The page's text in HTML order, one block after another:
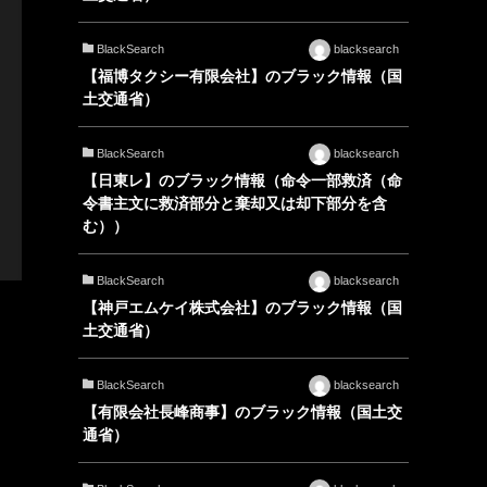
BlackSearch blacksearch
【福博タクシー有限会社】のブラック情報（国
土交通省）
BlackSearch blacksearch
【日東レ】のブラック情報（命令一部救済（命
令書主文に救済部分と棄却又は却下部分を含
む））
BlackSearch blacksearch
【神戸エムケイ株式会社】のブラック情報（国
土交通省）
BlackSearch blacksearch
【有限会社長峰商事】のブラック情報（国土交
通省）